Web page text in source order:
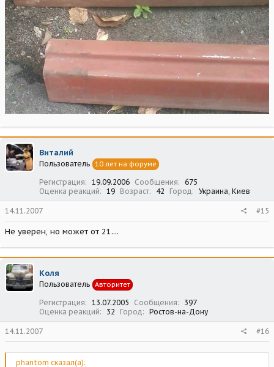
Виталий
Пользователь 10 лет на форуме
Регистрация 19.09.2006 Сообщения
675
Оценка реакций
19 Возраст 42 Город Украина, Киев
14.11.2007 #15
Не уверен, но может от 21....
Коля
Пользователь Авторитет
Регистрация 13.07.2005 Сообщения
397
Оценка реакций
32 Город Ростов-на-Дону
14.11.2007 #16
phantom сказал(а):